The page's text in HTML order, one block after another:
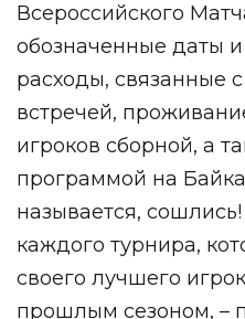
Всероссийского
обозначенные даты и
расходы, связанные
встречей,
игроков сборной, а
программой на
называется,
каждого турнира,
своего лучшего
прошлым сезоном, –